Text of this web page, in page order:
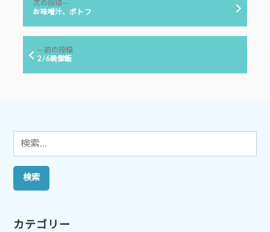
ナ
ー
前の投稿前
2/6晩御飯
次の投稿
の
お味噌汁、ポトフ
検
索:
カテゴリー